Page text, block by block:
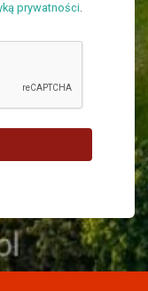
prywatności.